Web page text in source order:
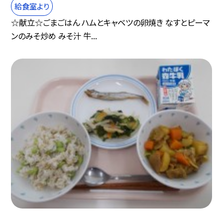
給食室より
☆献立☆ごまごはん ハムとキャベツの卵焼き なすとピーマ
ンのみそ炒め みそ汁 牛...